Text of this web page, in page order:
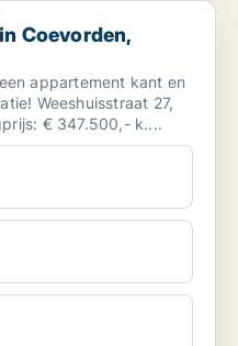
Drenthe
Coevorden,
appartement kant en
€ 347.500,- k....